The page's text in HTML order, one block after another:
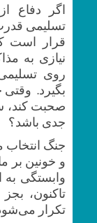
اگر دفاع
تسلیمی
قرار است
نیازی به
روی
بگیرد.
صحبت کند،
جدی باشد؟
جنگ انتخاب
و خونین بر
وابستگی به
تاکنون،
تکرار